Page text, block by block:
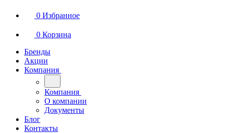
0 Избранное
0 Корзина
Бренды
Акции
Компания
Компания
О компании
Документы
Блог
Контакты